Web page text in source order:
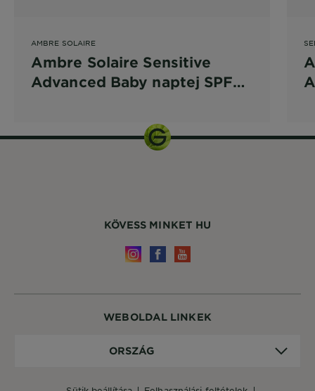
AMBRE SOLAIRE
Ambre Solaire Sensitive
Advanced Baby naptej SPF
WEBOLDAL LINKEK
ORSZÁG
KÖVESS MINKET HU